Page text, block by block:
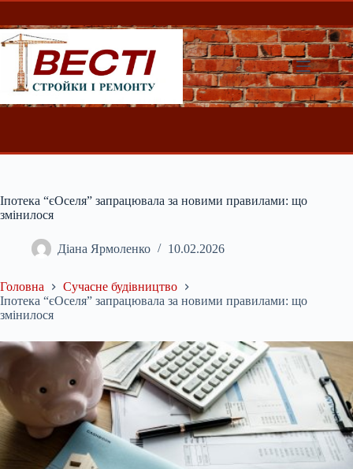
Перейти
вмісту
Іпотека “єОселя” запрацювала за новими правилами: що
змінилося
Діана Ярмоленко 10.02.2026
Головна
Сучасне будівництво
Іпотека “єОселя” запрацювала за новими правилами: що
змінилося